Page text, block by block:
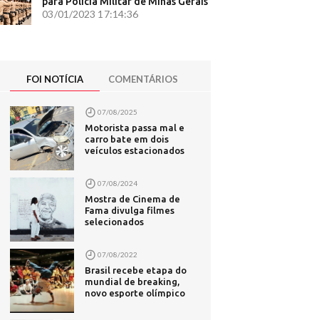
- G1
- Diário
ter
pelo
Revista
de
03/01/2023 17:14:36
FOI NOTÍCIA COMENTÁRIOS
07/08/2025
Motorista passa mal e
carro bate em dois
veículos estacionados
07/08/2024
Mostra de Cinema de
Fama divulga filmes
selecionados
07/08/2022
Brasil recebe etapa do
mundial de breaking,
novo esporte olímpico